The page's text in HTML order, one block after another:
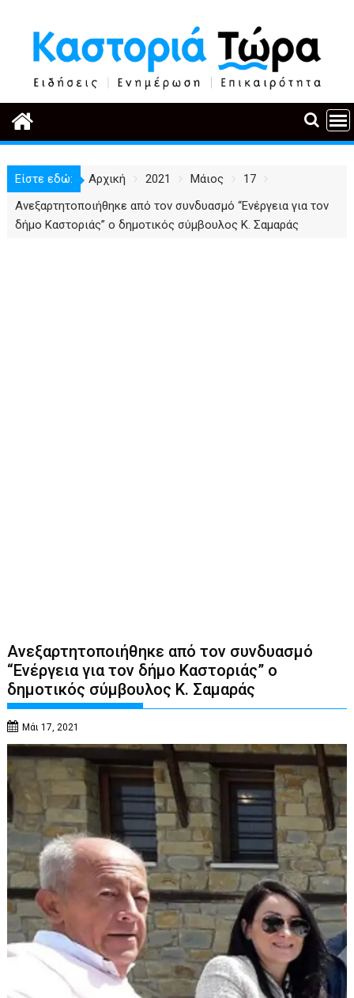
περιεχόμενο
Είστε εδώ: Αρχική 2021 Μάιος
17
Ανεξαρτητοποιήθηκε από τον συνδυασμό “Ενέργεια για τον
δήμο Καστοριάς” ο δημοτικός σύμβουλος Κ. Σαμαράς
Ανεξαρτητοποιήθηκε από τον συνδυασμό
“Ενέργεια για τον δήμο Καστοριάς” ο
δημοτικός σύμβουλος Κ. Σαμαράς
Μάι 17, 2021